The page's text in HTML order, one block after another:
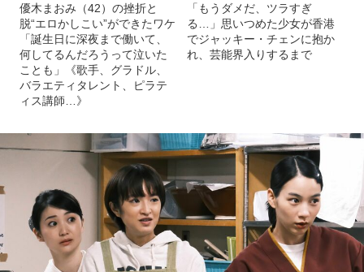
優木まおみ（42）の挫折と
脱“エロかしこい”ができたワケ
「誕生日に深夜まで働いて、
何してるんだろうって泣いた
ことも」《歌手、グラドル、
バラエティタレント、ピラテ
ィス講師…》
「もうダメだ、ツラすぎ
る…」思いつめた少女が香港
でジャッキー・チェンに抱か
れ、芸能界入りするまで